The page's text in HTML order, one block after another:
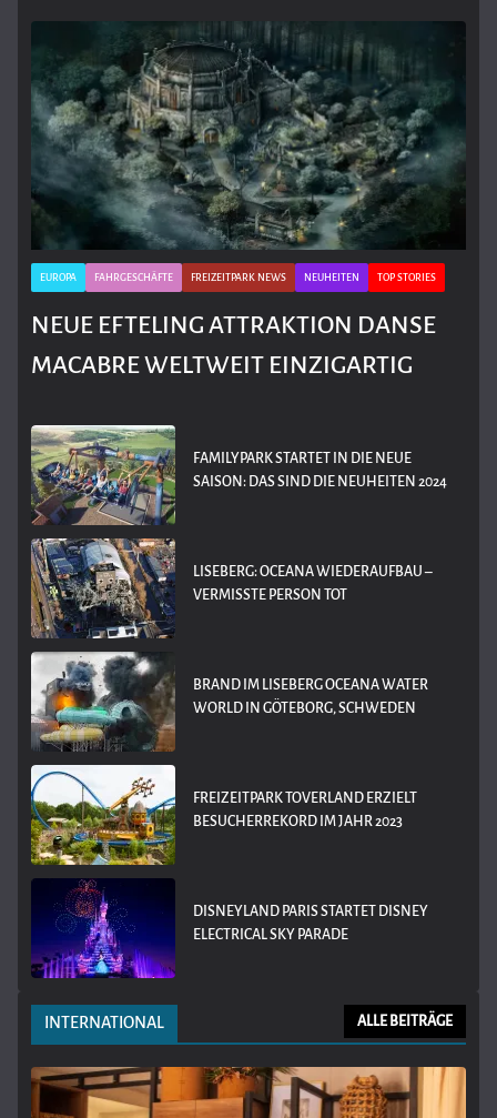
EUROPA FAHRGESCHÄFTE FREIZEITPARK NEWS NEUHEITEN TOP STORIES
NEUE EFTELING ATTRAKTION DANSE
MACABRE WELTWEIT EINZIGARTIG
FAMILYPARK STARTET IN DIE NEUE
SAISON: DAS SIND DIE NEUHEITEN 2024
LISEBERG: OCEANA WIEDERAUFBAU –
VERMISSTE PERSON TOT
BRAND IM LISEBERG OCEANA WATER
WORLD IN GÖTEBORG, SCHWEDEN
FREIZEITPARK TOVERLAND ERZIELT
BESUCHERREKORD IM JAHR 2023
DISNEYLAND PARIS STARTET DISNEY
ELECTRICAL SKY PARADE
INTERNATIONAL ALLE BEITRÄGE